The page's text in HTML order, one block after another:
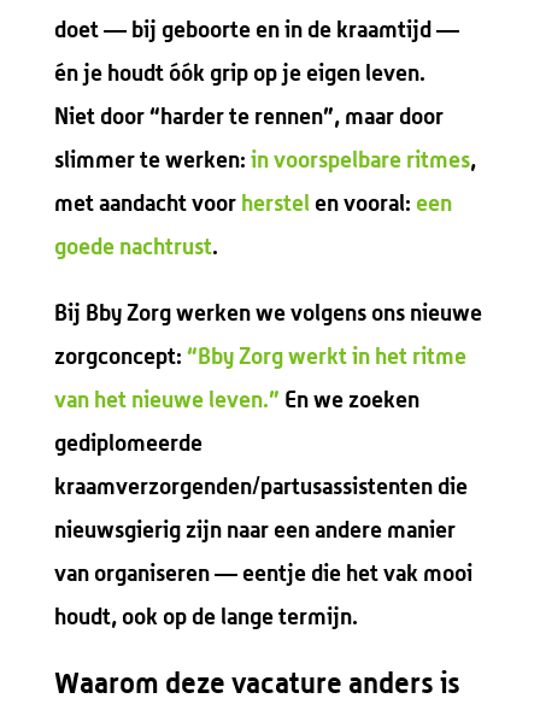
doet — bij geboorte en in de kraamtijd —
én je houdt óók grip op je eigen leven.
Niet door “harder te rennen”, maar door
slimmer te werken: in voorspelbare ritmes,
met aandacht voor herstelen vooral: een
goede nachtrust.
Bij Bby Zorg werken we volgens ons nieuwe
zorgconcept: “Bby Zorg werkt in het ritme
van het nieuwe leven.” En we zoeken
gediplomeerde
kraamverzorgenden/partusassistenten die
nieuwsgierig zijn naar een andere manier
van organiseren — eentje die het vak mooi
houdt, ook op de lange termijn.
Waarom deze vacature anders is